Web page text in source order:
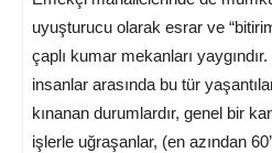
uyuşturucu olarak esrar ve
çaplı kumar mekanları
insanlar arasında bu tür
kınanan durumlardır, genel bir
işlerle uğraşanlar, (en azından